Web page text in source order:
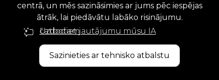
centrā, un mēs sazināsimies ar jums pēc iespējas
ātrāk, lai piedāvātu labāko risinājumu.
Uzdodiet jautājumu mūsu IA čatbotam
Sazinieties ar tehnisko atbalstu